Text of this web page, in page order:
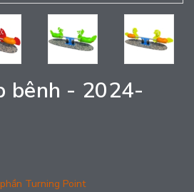
bênh - 2024-
Turning Point